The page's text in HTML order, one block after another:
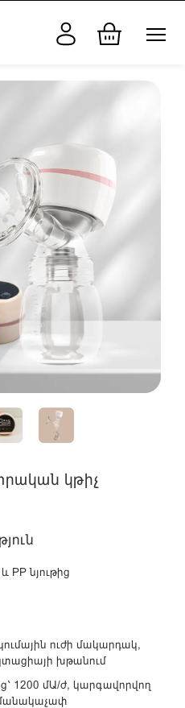
կթիչ
նյութից
ուժի մակարդակ,
խթանում
1200 մԱ/ժ, կարգավորվող